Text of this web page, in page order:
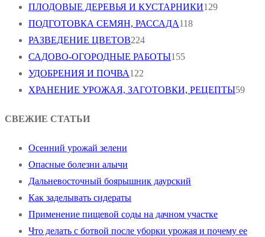
ПЛОДОВЫЕ ДЕРЕВЬЯ И КУСТАРНИКИ129
ПОДГОТОВКА СЕМЯН, РАССАДА118
РАЗВЕДЕНИЕ ЦВЕТОВ224
САДОВО-ОГОРОДНЫЕ РАБОТЫ155
УДОБРЕНИЯ И ПОЧВА122
ХРАНЕНИЕ УРОЖАЯ, ЗАГОТОВКИ, РЕЦЕПТЫ59
СВЕЖИЕ СТАТЬИ
Осенний урожай зелени
Опасные болезни алычи
Дальневосточный боярышник даурский
Как заделывать сидераты
Применение пищевой соды на дачном участке
Что делать с ботвой после уборки урожая и почему ее